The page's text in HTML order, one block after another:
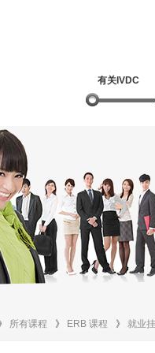
有关IVDC
所有课程 》 ERB 课程 》 就业